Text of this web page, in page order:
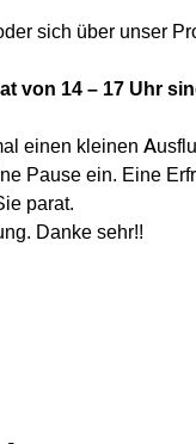
sich über unser
von 14 – 17 Uhr
einen kleinen
Pause ein. Eine
parat.
Danke sehr!!